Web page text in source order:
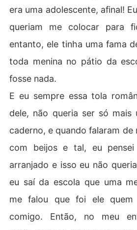
era uma adolescente, afinal!
queriam me colocar para
entanto, ele tinha uma fama
toda menina no pátio da
fosse nada.
E eu sempre essa tola
dele, não queria ser só mais
caderno, e quando falaram de
com beijos e tal, eu
arranjado e isso eu não
eu saí da escola que uma
me falou que foi ele
comigo. Então, no meu